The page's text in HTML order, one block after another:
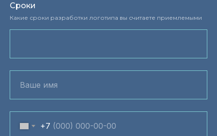
Сроки
Какие сроки разработки логотипа вы считаете приемлемыми
+7